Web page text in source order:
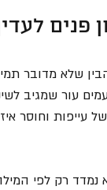
שלא מדובר
עור שמגיב
עייפות וחוסר
נמדד רק לפי